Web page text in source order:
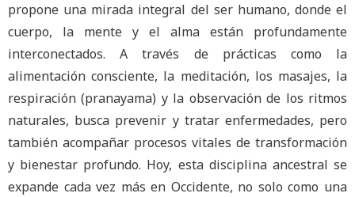
propone una mirada integral del ser humano, donde el
cuerpo, la mente y el alma están profundamente
interconectados. A través de prácticas como la
alimentación consciente, la meditación, los masajes, la
respiración (pranayama) y la observación de los ritmos
naturales, busca prevenir y tratar enfermedades, pero
también acompañar procesos vitales de transformación
y bienestar profundo. Hoy, esta disciplina ancestral se
expande cada vez más en Occidente, no solo como una